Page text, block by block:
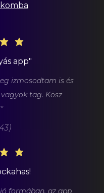
app"
izmosodtam is és
tag. Kösz
formában, az app